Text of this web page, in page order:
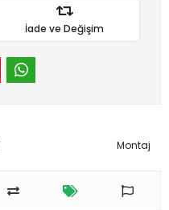
İade ve Değişim
Montaj